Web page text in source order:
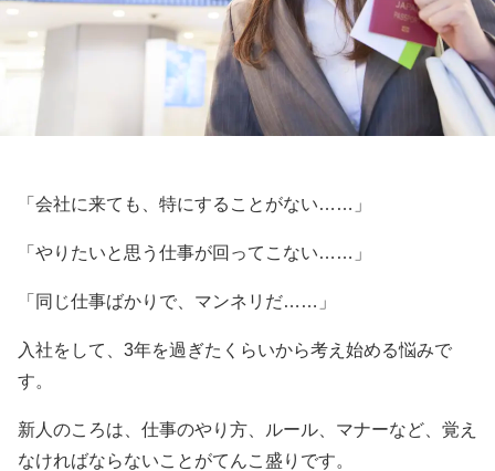
「会社に来ても、特にすることがない……」
「やりたいと思う仕事が回ってこない……」
「同じ仕事ばかりで、マンネリだ……」
入社をして、3年を過ぎたくらいから考え始める悩みで
す。
新人のころは、仕事のやり方、ルール、マナーなど、覚え
なければならないことがてんこ盛りです。